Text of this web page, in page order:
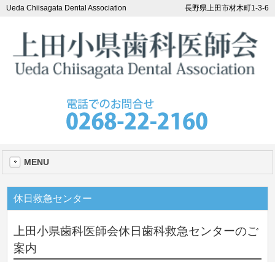
Ueda Chiisagata Dental Association 長野県上田市材木町1-3-6
MENU
休日救急センター
上田小県歯科医師会休日歯科救急センターのご
案内